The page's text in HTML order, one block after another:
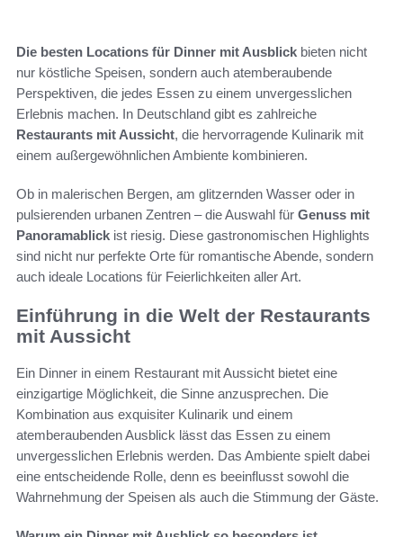
Die besten Locations für Dinner mit Ausblick bieten nicht
nur köstliche Speisen, sondern auch atemberaubende
Perspektiven, die jedes Essen zu einem unvergesslichen
Erlebnis machen. In Deutschland gibt es zahlreiche
Restaurants mit Aussicht, die hervorragende Kulinarik mit
einem außergewöhnlichen Ambiente kombinieren.
Ob in malerischen Bergen, am glitzernden Wasser oder in
pulsierenden urbanen Zentren – die Auswahl für Genuss mit
Panoramablick ist riesig. Diese gastronomischen Highlights
sind nicht nur perfekte Orte für romantische Abende, sondern
auch ideale Locations für Feierlichkeiten aller Art.
Einführung in die Welt der Restaurants
mit Aussicht
Ein Dinner in einem Restaurant mit Aussicht bietet eine
einzigartige Möglichkeit, die Sinne anzusprechen. Die
Kombination aus exquisiter Kulinarik und einem
atemberaubenden Ausblick lässt das Essen zu einem
unvergesslichen Erlebnis werden. Das Ambiente spielt dabei
eine entscheidende Rolle, denn es beeinflusst sowohl die
Wahrnehmung der Speisen als auch die Stimmung der Gäste.